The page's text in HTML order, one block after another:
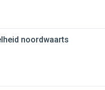
noordwaarts